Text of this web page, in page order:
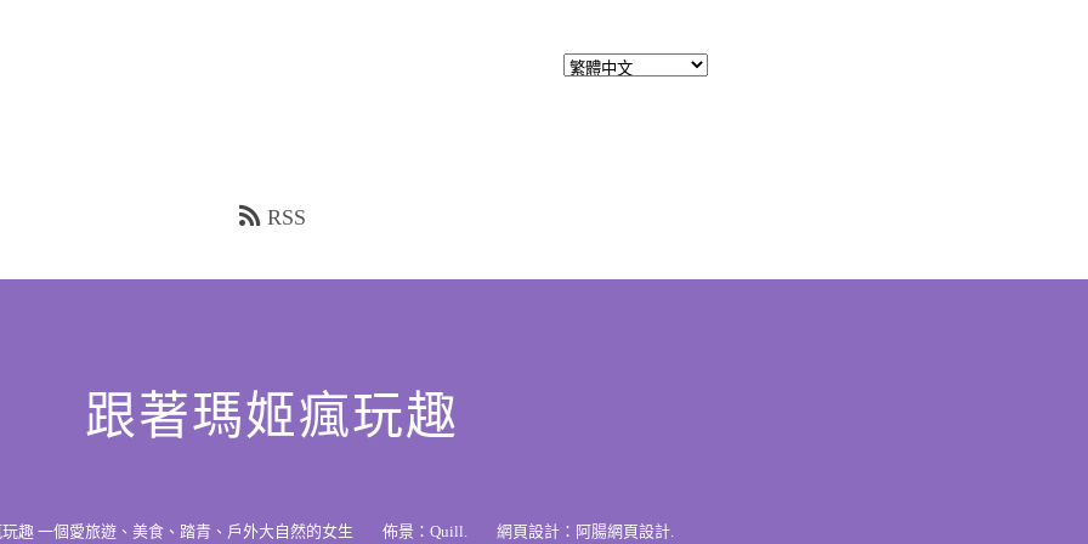
RSS
跟著瑪姬瘋玩趣
趣 一個愛旅遊、美食、踏青、戶外大自然的女生 佈景： Quill. 網頁設計： 阿腸網頁設計.